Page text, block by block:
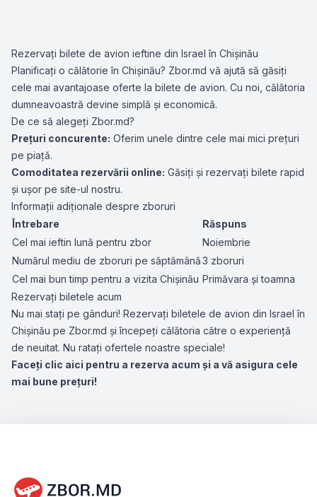
Rezervați bilete de avion ieftine din Israel în Chișinău
Planificați o călătorie în Chișinău? Zbor.md vă ajută să găsiți
cele mai avantajoase oferte la bilete de avion. Cu noi, călătoria
dumneavoastră devine simplă și economică.
De ce să alegeți Zbor.md?
Prețuri concurente: Oferim unele dintre cele mai mici prețuri
pe piață.
Comoditatea rezervării online: Găsiți și rezervați bilete rapid
și ușor pe site-ul nostru.
Informații adiționale despre zboruri
Întrebare
Răspuns
Cel mai ieftin lună pentru zbor
Noiembrie
Numărul mediu de zboruri pe săptămână3 zboruri
Cel mai bun timp pentru a vizita Chișinău Primăvara și toamna
Rezervați biletele acum
Nu mai stați pe gânduri! Rezervați biletele de avion din Israel în
Chișinău pe Zbor.md și începeți călătoria către o experiență
de neuitat. Nu ratați ofertele noastre speciale!
Faceți clic aici pentru a rezerva acum și a vă asigura cele
mai bune prețuri!